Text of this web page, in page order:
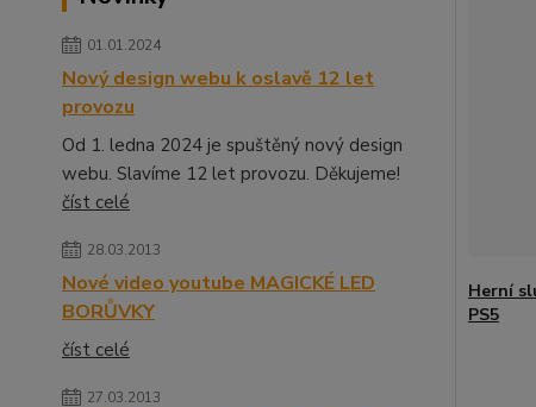
01.01.2024
Nový design webu k oslavě 12 let
provozu
Od 1. ledna 2024 je spuštěný nový design
webu. Slavíme 12 let provozu. Děkujeme!
číst celé
28.03.2013
Nové video youtube MAGICKÉ LED
BORŮVKY
číst celé
27.03.2013
Herní
PS5